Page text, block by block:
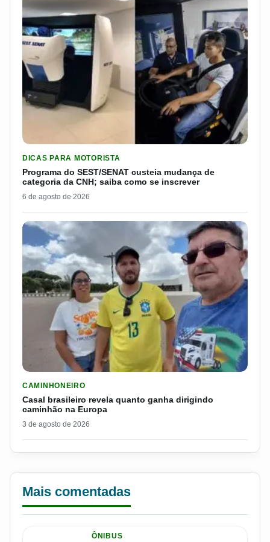
DICAS PARA MOTORISTA
Programa do SEST/SENAT custeia mudança de
categoria da CNH; saiba como se inscrever
6 de agosto de 2026
CAMINHONEIRO
Casal brasileiro revela quanto ganha dirigindo
caminhão na Europa
3 de agosto de 2026
Mais comentadas
ÔNIBUS